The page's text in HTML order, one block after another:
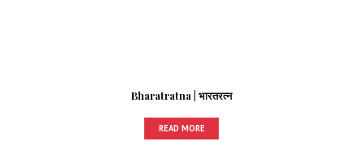
Bharatratna | भारतरत्न
READ MORE